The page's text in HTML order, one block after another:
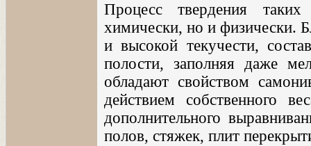
Процесс твердения
химически, но и физически.
и высокой текучести,
полости, заполняя даже
обладают свойством
действием собственного
дополнительного
полов, стяжек, плит